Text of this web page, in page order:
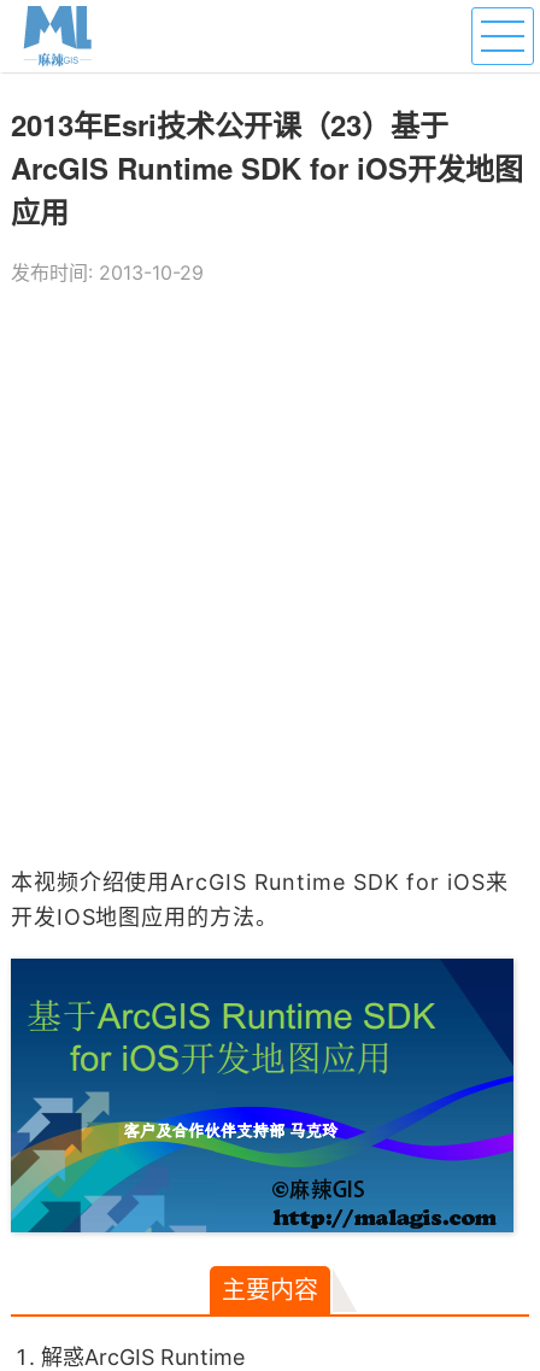
2013年Esri技术公开课（23）基于
ArcGIS Runtime SDK for iOS开发地图
应用
发布时间: 2013-10-29
本视频介绍使用ArcGIS Runtime SDK for iOS来
开发IOS地图应用的方法。
主要内容
解惑ArcGIS Runtime